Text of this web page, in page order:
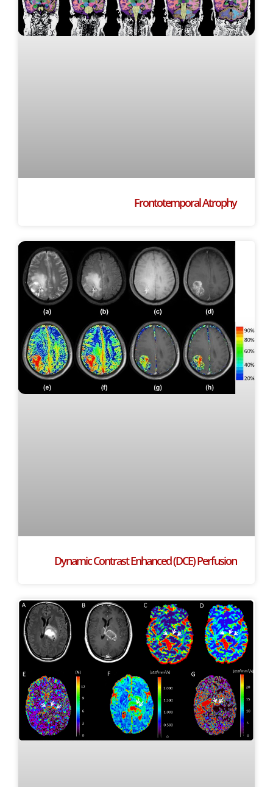
Frontotemporal Atrophy
Dynamic Contrast Enhanced (DCE) Perfusion